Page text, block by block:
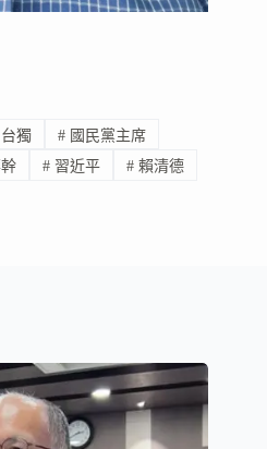
台獨 # 國民黨主席
# 習近平 # 賴清德